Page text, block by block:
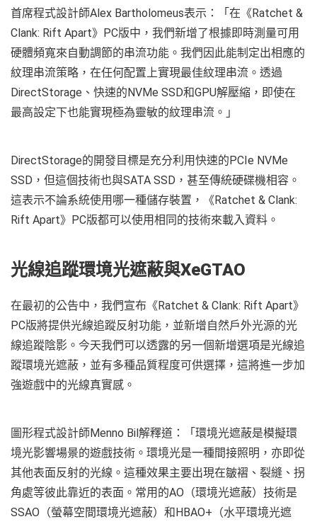
首席程式設計師Alex Bartholomeus表示：「在《Ratchet &
Clank: Rift Apart》PC版中，我們新增了根據即時測量可用
硬體頻寬來自動調節的串流功能。我們因此能制定出相應的
紋理串流策略，在任何配置上實現最佳紋理串流。透過
DirectStorage、快速的NVMe SSD和GPU解壓縮，即使在
最高設定下也能實現極為靈敏的紋理串流。」
DirectStorage的開發目標是充分利用快速的PCIe NVMe
SSD，但這個技術也與SATA SSD，甚至傳統硬碟機相容。
這表示不論系統使用哪一種儲存裝置，《Ratchet & Clank:
Rift Apart》PC版都可以使用相同的技術來載入資料。
光線追蹤環境光遮蔽與XeGTAO
在最初的公告中，我們宣布《Ratchet & Clank: Rift Apart》
PC版將提供光線追蹤反射功能，並新增自然戶外光源的光
線追蹤陰影。今天我們可以透露的另一個新增選項是光線追
蹤環境光遮蔽，並有多種品質程度可供選擇，這將進一步加
強遊戲中的光線真實感。
圖形程式設計師Menno Bil解釋道：「環境光遮蔽是模擬環
境光影響場景的遊戲技術。環境光是一種間接照明，亦即從
其他表面反射的光線。這種效果主要出現在皺褶、裂縫、拐
角處等彼此靠近的表面。常用的AO（環境光遮蔽）技術是
SSAO（螢幕空間環境光遮蔽）和HBAO+（水平環境光遮